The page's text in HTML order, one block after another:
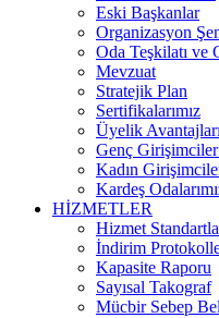
Eski Başkanlar
Organizasyon
Oda Teşkilatı ve
Mevzuat
Stratejik Plan
Sertifikalarımız
Üyelik Avantajları
Genç
Kadın
Kardeş
HİZMETLER
Hizmet
İndirim
Kapasite Raporu
Sayısal Takograf
Mücbir Sebep